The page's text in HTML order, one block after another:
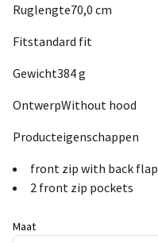
Ruglengte70,0 cm
Fitstandard fit
Gewicht384 g
OntwerpWithout hood
Producteigenschappen
front zip with back flap
2 front zip pockets
Maat